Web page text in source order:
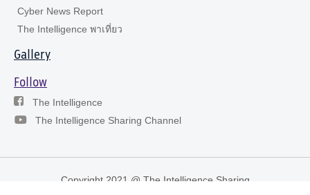
Cyber News Report
The Intelligence พาเที่ยว
Gallery
Follow
The Intelligence
The Intelligence Sharing Channel
Copyright 2021 @ The Intelligence Sharing